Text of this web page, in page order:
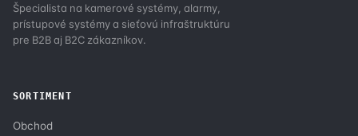
Špecialista na kamerové systémy, alarmy,
prístupové systémy a sieťovú infraštruktúru
pre B2B aj B2C zákazníkov.
SORTIMENT
Obchod